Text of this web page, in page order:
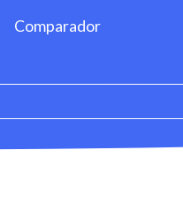
Comparador